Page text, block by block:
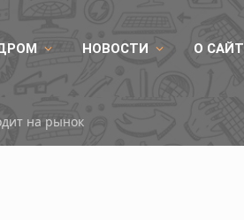
НОВОСТИ О
на рынок